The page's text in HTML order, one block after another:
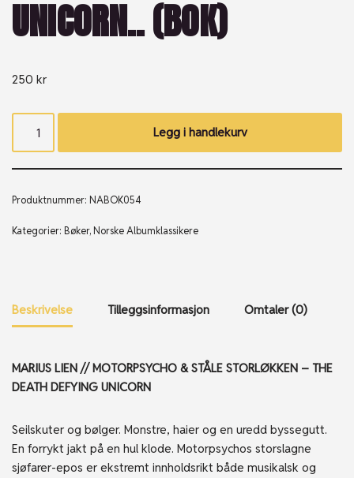
UNICORN.. (BOK)
250 kr
Legg i handlekurv
Produktnummer: NABOK054
Kategorier: Bøker, Norske Albumklassikere
Beskrivelse Tilleggsinformasjon Omtaler (0)
MARIUS LIEN // MOTORPSYCHO & STÅLE STORLØKKEN – THE
DEATH DEFYING UNICORN
Seilskuter og bølger. Monstre, haier og en uredd byssegutt.
En forrykt jakt på en hul klode. Motorpsychos storslagne
sjøfarer-epos er ekstremt innholdsrikt både musikalsk og